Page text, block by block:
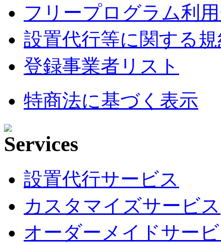
フリープログラム利
設置代行等に関する
登録事業者リスト
特商法に基づく表示
設置代行サービス
カスタマイズサービス
オーダーメイドサー